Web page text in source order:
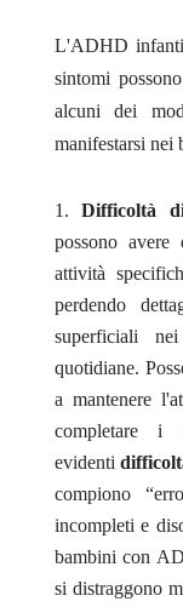
L'ADHD
sintomi
alcuni dei
manifestarsi nei
Difficoltà
possono
attività
perdendo
superficiali
quotidiane.
a mantenere
completare i
evidenti
compiono
incompleti e
bambini con
si distraggono